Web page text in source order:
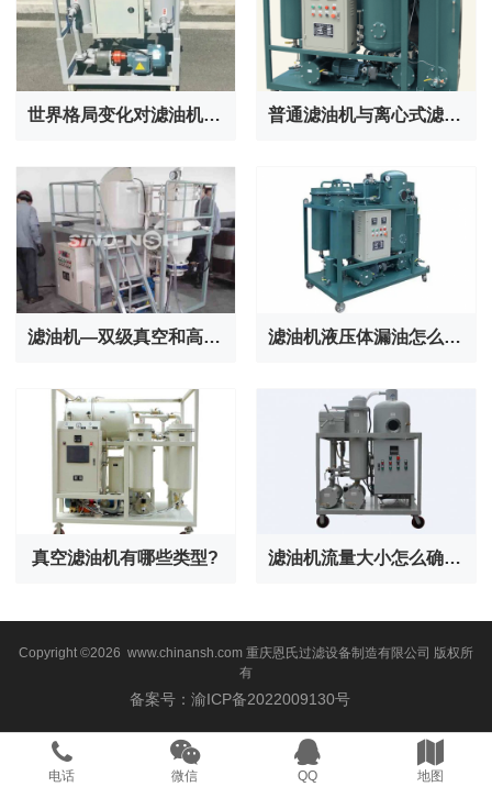
世界格局变化对滤油机行业的影响 普通滤油机与离心式滤油机的区别
滤油机—双级真空和高效真空区别 滤油机液压体漏油怎么解决？
真空滤油机有哪些类型? 滤油机流量大小怎么确定?
Copyright ©2026 www.chinansh.com 重庆恩氏过滤设备制造有限公司 版权所
有
备案号：渝ICP备2022009130号
电话 微信 QQ 地图